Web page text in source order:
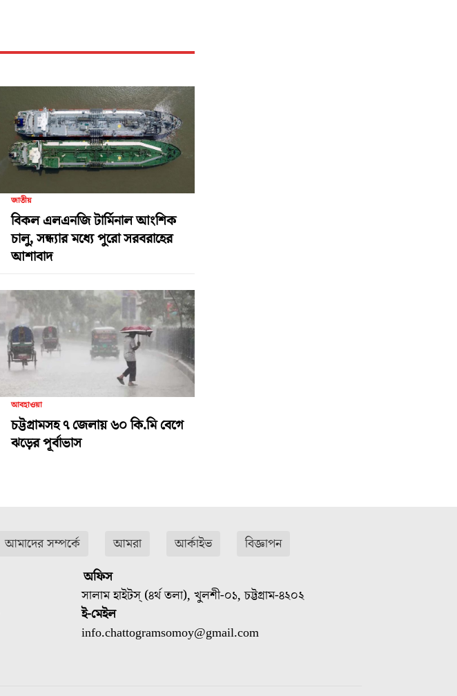
জাতীয়
বিকল এলএনজি টার্মিনাল আংশিক
চালু, সন্ধ্যার মধ্যে পুরো সরবরাহের
আশাবাদ
আবহাওয়া
চট্টগ্রামসহ ৭ জেলায় ৬০ কি.মি বেগে
ঝড়ের পূর্বাভাস
আমাদের সম্পর্কে আমরা আর্কাইভ বিজ্ঞাপন
অফিস
সালাম হাইটস্ (৪র্থ তলা), খুলশী-০১, চট্টগ্রাম-৪২০২
ই-মেইল
info.chattogramsomoy@gmail.com